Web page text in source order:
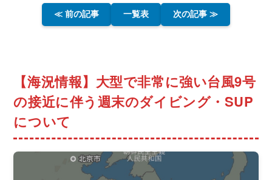
≪ 前の記事 一覧表 次の記事 ≫
【海況情報】大型で非常に強い台風9号
の接近に伴う週末のダイビング・SUP
について